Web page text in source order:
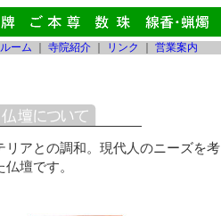
ーム 寺院紹介 リンク 営業案内
アとの調和。現代人のニーズを考
壇です。